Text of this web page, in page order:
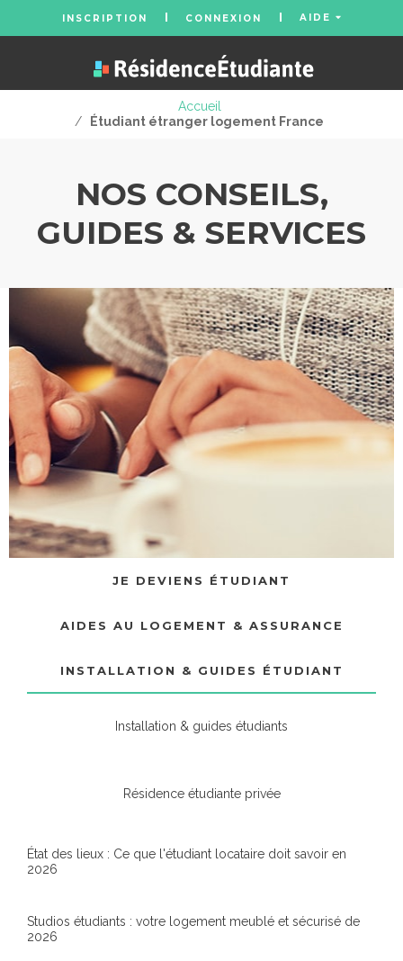
INSCRIPTION CONNEXION AIDE
Accueil
/
Étudiant étranger logement France
NOS CONSEILS,
GUIDES & SERVICES
JE DEVIENS ÉTUDIANT
AIDES AU LOGEMENT & ASSURANCE
INSTALLATION & GUIDES ÉTUDIANT
Installation & guides étudiants
Résidence étudiante privée
État des lieux : Ce que l'étudiant locataire doit savoir en
2026
Studios étudiants : votre logement meublé et sécurisé de
2026